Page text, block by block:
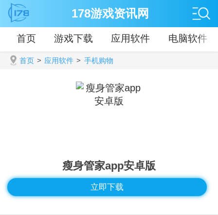
178游戏资讯网
首页 游戏下载 应用软件 电脑软件
首页 > 应用软件 > 手机购物
瘦身管家app安卓版
立即下载